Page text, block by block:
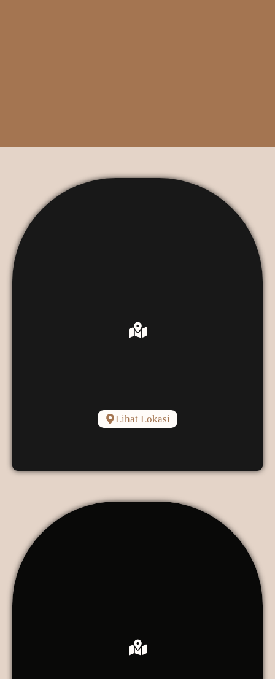
Lihat Lokasi